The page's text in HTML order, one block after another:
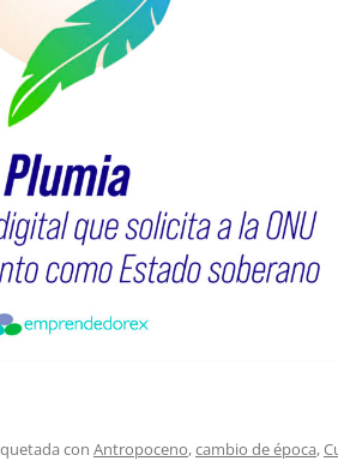
con Antropoceno,cambio de época,